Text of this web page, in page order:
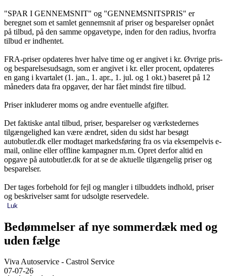
"SPAR I GENNEMSNIT" og "GENNEMSNITSPRIS" er
beregnet som et samlet gennemsnit af priser og besparelser opnået
på tilbud, på den samme opgavetype, inden for den radius, hvorfra
tilbud er indhentet.
FRA-priser opdateres hver halve time og er angivet i kr. Øvrige pris-
og besparelsesudsagn, som er angivet i kr. eller procent, opdateres
en gang i kvartalet (1. jan., 1. apr., 1. jul. og 1 okt.) baseret på 12
måneders data fra opgaver, der har fået mindst fire tilbud.
Priser inkluderer moms og andre eventuelle afgifter.
Det faktiske antal tilbud, priser, besparelser og værkstedernes
tilgængelighed kan være ændret, siden du sidst har besøgt
autobutler.dk eller modtaget markedsføring fra os via eksempelvis e-
mail, online eller offline kampagner m.m. Opret derfor altid en
opgave på autobutler.dk for at se de aktuelle tilgængelig priser og
besparelser.
Der tages forbehold for fejl og mangler i tilbuddets indhold, priser
og beskrivelser samt for udsolgte reservedele.
Luk
Bedømmelser af nye sommerdæk med og
uden fælge
Viva Autoservice - Castrol Service
07-07-26